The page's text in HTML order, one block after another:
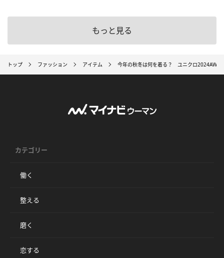
もっと見る
トップ ファッション アイテム 今年の秋冬は何を着る？ ユニクロ2024AW展
カテゴリー
働く
整える
磨く
恋する